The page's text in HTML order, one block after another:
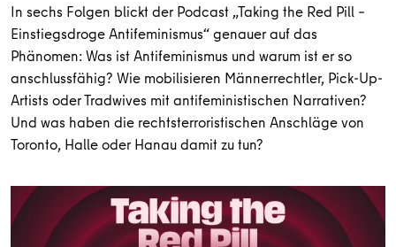
In sechs Folgen blickt der Podcast „Taking the Red Pill –
Einstiegsdroge Antifeminismus“ genauer auf das
Phänomen: Was ist Antifeminismus und warum ist er so
anschlussfähig? Wie mobilisieren Männerrechtler, Pick-Up-
Artists oder Tradwives mit antifeministischen Narrativen?
Und was haben die rechtsterroristischen Anschläge von
Toronto, Halle oder Hanau damit zu tun?